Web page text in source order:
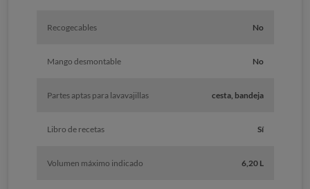
Recogecables No
Mango desmontable No
Partes aptas para lavavajillas cesta, bandeja
Libro de recetas Sí
Volumen máximo indicado 6,20 L